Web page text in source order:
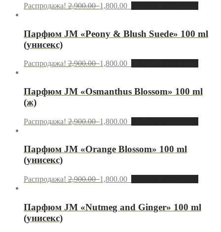
Распродажа! 2,900.001,800.00
Парфюм JМ «Peony & Blush Suede» 100 ml
(унисекс)
Распродажа! 2,900.001,800.00
Парфюм JМ «Osmanthus Blossom» 100 ml
(ж)
Распродажа! 2,900.001,800.00
Парфюм JM «Orange Blossom» 100 ml
(унисекс)
Распродажа! 2,900.001,800.00
Парфюм JМ «Nutmeg and Ginger» 100 ml
(унисекс)